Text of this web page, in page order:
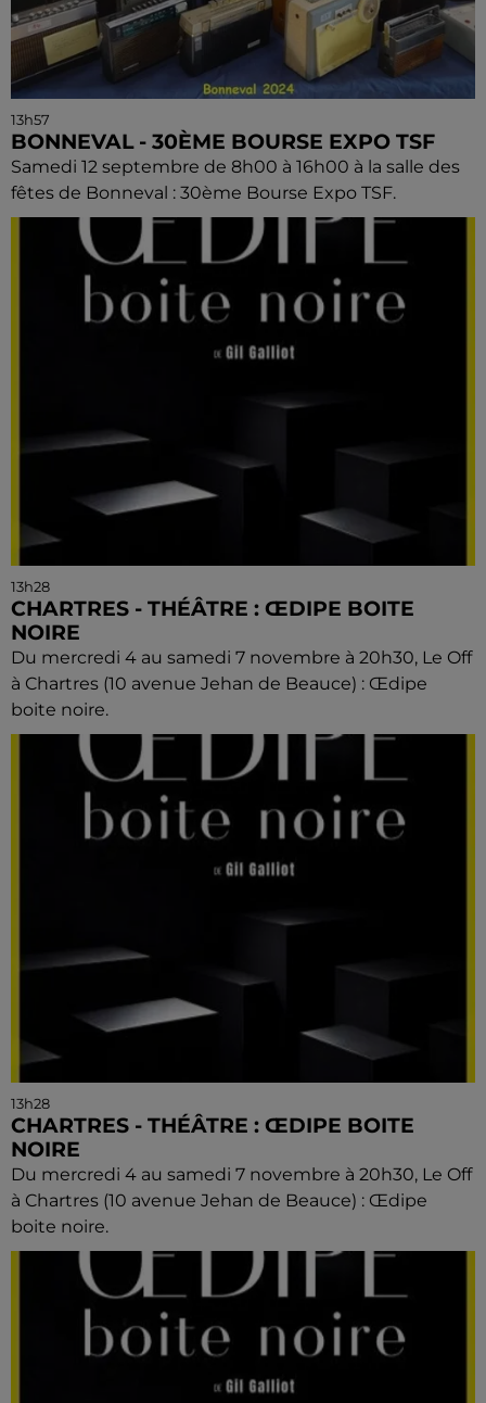
13h57
BONNEVAL - 30ÈME BOURSE EXPO TSF
Samedi 12 septembre de 8h00 à 16h00 à la salle des
fêtes de Bonneval : 30ème Bourse Expo TSF.
13h28
CHARTRES - THÉÂTRE : ŒDIPE BOITE
NOIRE
Du mercredi 4 au samedi 7 novembre à 20h30, Le Off
à Chartres (10 avenue Jehan de Beauce) : Œdipe
boite noire.
13h28
CHARTRES - THÉÂTRE : ŒDIPE BOITE
NOIRE
Du mercredi 4 au samedi 7 novembre à 20h30, Le Off
à Chartres (10 avenue Jehan de Beauce) : Œdipe
boite noire.